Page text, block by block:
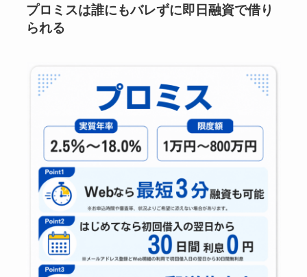
プロミスは誰にもバレずに即日融資で借り
られる